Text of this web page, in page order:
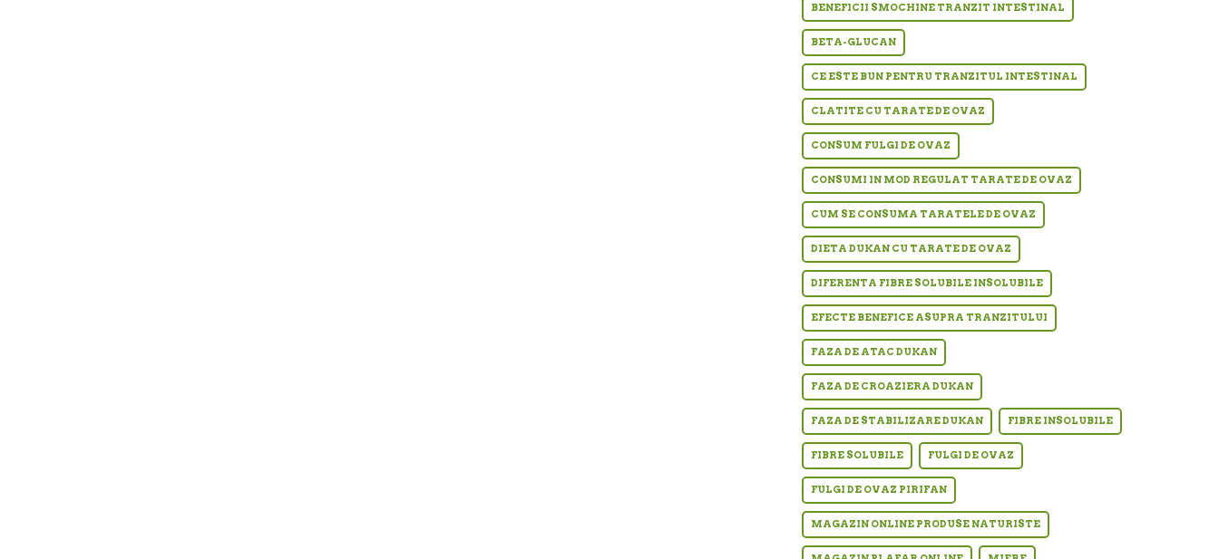
BENEFICII SMOCHINE TRANZIT INTESTINAL
BETA-GLUCAN
CE ESTE BUN PENTRU TRANZITUL INTESTINAL
CLATITE CU TARATE DE OVAZ
CONSUM FULGI DE OVAZ
CONSUMI IN MOD REGULAT TARATE DE OVAZ
CUM SE CONSUMA TARATELE DE OVAZ
DIETA DUKAN CU TARATE DE OVAZ
DIFERENTA FIBRE SOLUBILE INSOLUBILE
EFECTE BENEFICE ASUPRA TRANZITULUI
FAZA DE ATAC DUKAN
FAZA DE CROAZIERA DUKAN
FAZA DE STABILIZARE DUKAN FIBRE INSOLUBILE
FIBRE SOLUBILE FULGI DE OVAZ
FULGI DE OVAZ PIRIFAN
MAGAZIN ONLINE PRODUSE NATURISTE